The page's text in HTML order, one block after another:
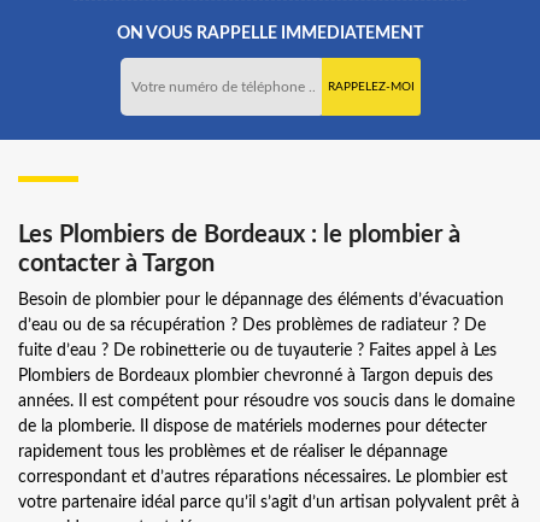
ON VOUS RAPPELLE IMMEDIATEMENT
Les Plombiers de Bordeaux : le plombier à
contacter à Targon
Besoin de plombier pour le dépannage des éléments d’évacuation
d’eau ou de sa récupération ? Des problèmes de radiateur ? De
fuite d’eau ? De robinetterie ou de tuyauterie ? Faites appel à Les
Plombiers de Bordeaux plombier chevronné à Targon depuis des
années. Il est compétent pour résoudre vos soucis dans le domaine
de la plomberie. Il dispose de matériels modernes pour détecter
rapidement tous les problèmes et de réaliser le dépannage
correspondant et d’autres réparations nécessaires. Le plombier est
votre partenaire idéal parce qu’il s’agit d’un artisan polyvalent prêt à